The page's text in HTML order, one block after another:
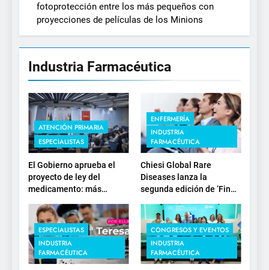
fotoprotección entre los más pequeños con
proyecciones de películas de los Minions
Industria Farmacéutica
ATENCIÓN PRIMARIA
ESPECIALISTAS
El Gobierno aprueba el
proyecto de ley del
medicamento: más
estratégica y
modernización para el
SNS
ENFERMERÍA
INDUSTRIA
FARMACÉUTICA
Chiesi Global Rare
Diseases lanza la
segunda edición de ‘Find
investigación en
enfermedades de
depósito lisosomal
ESPECIALISTAS
INDUSTRIA
FARMACÉUTICA
CONGRESOS Y EVENTOS
INDUSTRIA
FARMACÉUTICA